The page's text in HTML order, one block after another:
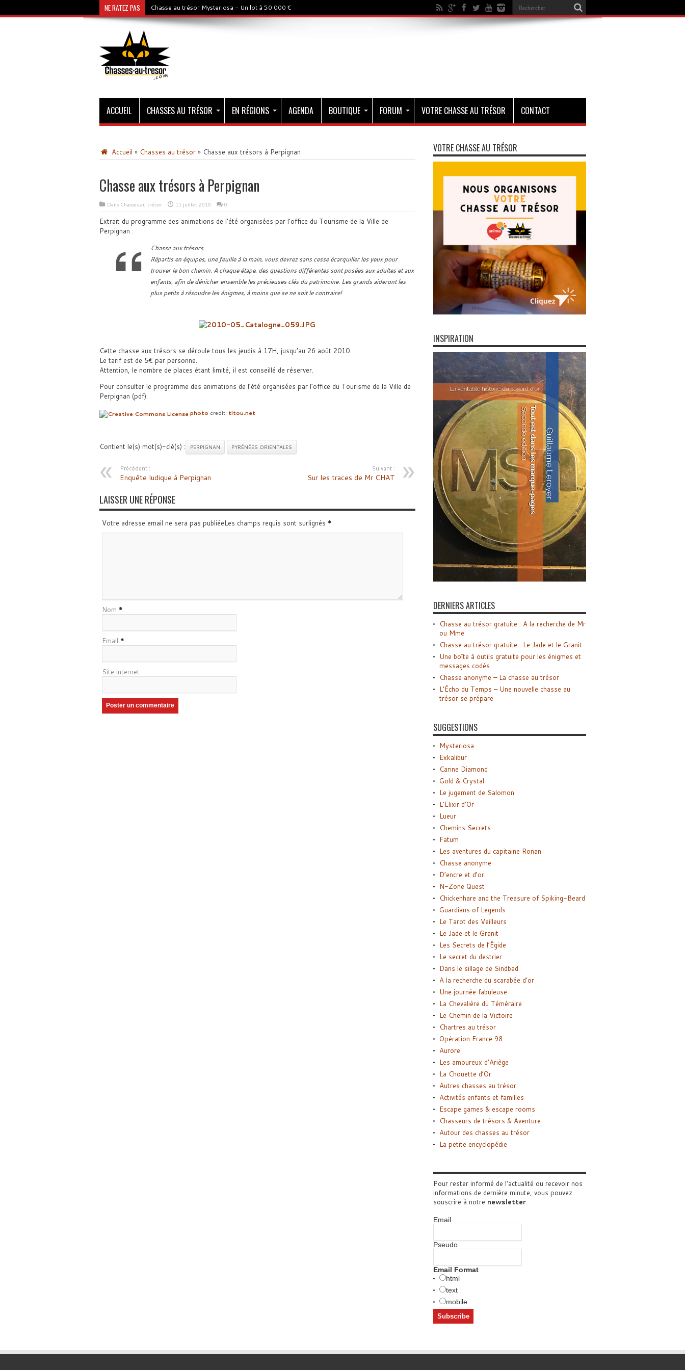
NE RATEZ PAS Chasse au trésor Mysteriosa - Un lot à 50 000 €
ACCUEIL CHASSES AU TRÉSOR EN RÉGIONS AGENDA BOUTIQUE FORUM VOTRE CHASSE AU TRÉSOR CONTACT
Accueil » Chasses au trésor » Chasse aux trésors à Perpignan
Chasse aux trésors à Perpignan
Dans Chasses au trésor 11 juillet 2010 0
Extrait du programme des animations de l’été organisées par l’office du Tourisme de la Ville de
Perpignan :
Chasse aux trésors…
Répartis en équipes, une feuille à la main, vous devrez sans cesse écarquiller les yeux pour
trouver le bon chemin. A chaque étape, des questions différentes sont posées aux adultes et aux
enfants, afin de dénicher ensemble les précieuses clés du patrimoine. Les grands aideront les
plus petits à résoudre les énigmes, à moins que se ne soit le contraire!
Cette chasse aux trésors se déroule tous les jeudis à 17H, jusqu’au 26 août 2010.
Le tarif est de 5€ par personne.
Attention, le nombre de places étant limité, il est conseillé de réserver.
Pour consulter le programme des animations de l’été organisées par l’office du Tourisme de la Ville de
Perpignan (pdf).
photo credit: titou.net
Contient le(s) mot(s)-clé(s) : PERPIGNAN PYRÉNÉES ORIENTALES
Précédent :
Enquête ludique à Perpignan
Suivant :
Sur les traces de Mr CHAT
LAISSER UNE RÉPONSE
Votre adresse email ne sera pas publiéeLes champs requis sont surlignés *
Nom *
Email *
Site internet
VOTRE CHASSE AU TRÉSOR
INSPIRATION
DERNIERS ARTICLES
Chasse au trésor gratuite : A la recherche de Mr
ou Mme
Chasse au trésor gratuite : Le Jade et le Granit
Une boîte à outils gratuite pour les énigmes et
messages codés
Chasse anonyme – La chasse au trésor
L’Écho du Temps – Une nouvelle chasse au
trésor se prépare
SUGGESTIONS
Mysteriosa
Exkalibur
Carine Diamond
Gold & Crystal
Le jugement de Salomon
L’Elixir d’Or
Lueur
Chemins Secrets
Fatum
Les aventures du capitaine Ronan
Chasse anonyme
D’encre et d’or
N-Zone Quest
Chickenhare and the Treasure of Spiking-Beard
Guardians of Legends
Le Tarot des Veilleurs
Le Jade et le Granit
Les Secrets de l’Égide
Le secret du destrier
Dans le sillage de Sindbad
A la recherche du scarabée d’or
Une journée fabuleuse
La Chevalière du Téméraire
Le Chemin de la Victoire
Chartres au trésor
Opération France 98
Aurore
Les amoureux d’Ariège
La Chouette d’Or
Autres chasses au trésor
Activités enfants et familles
Escape games & escape rooms
Chasseurs de trésors & Aventure
Autour des chasses au trésor
La petite encyclopédie
Pour rester informé de l'actualité ou recevoir nos
informations de dernière minute, vous pouvez
souscrire à notre newsletter.
Email
Pseudo
Email Format
html
text
mobile